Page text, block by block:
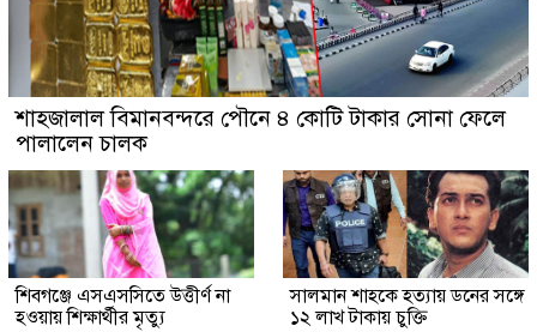
শাহজালাল বিমানবন্দরে পৌনে ৪ কোটি টাকার সোনা ফেলে
পালালেন চালক
শিবগঞ্জে এসএসসিতে উত্তীর্ণ না
হওয়ায় শিক্ষার্থীর মৃত্যু
সালমান শাহকে হত্যায় ডনের সঙ্গে
১২ লাখ টাকায় চুক্তি